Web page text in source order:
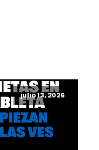
julio 13, 2026